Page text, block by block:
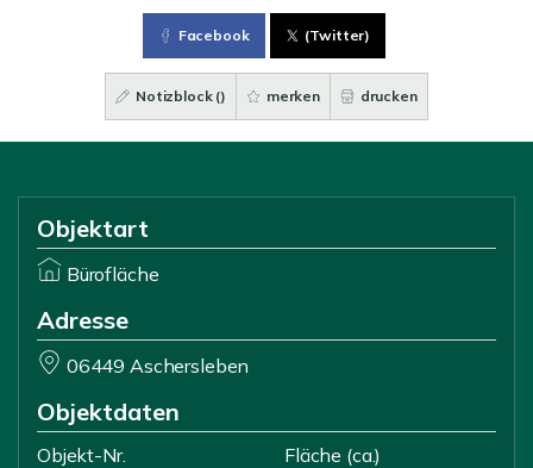
Facebook (Twitter)
Notizblock () merken drucken
Objektart
Bürofläche
Adresse
06449 Aschersleben
Objektdaten
Objekt-Nr.
Fläche (ca.)